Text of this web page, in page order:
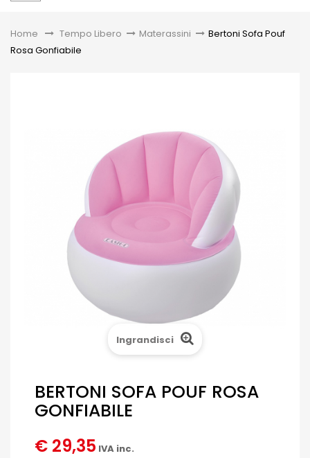
Home &gt;Tempo Libero > Materassini > Bertoni Sofa Pouf
Rosa Gonfiabile
Ingrandisci
BERTONI SOFA POUF ROSA
GONFIABILE
€ 29,35 IVA inc.